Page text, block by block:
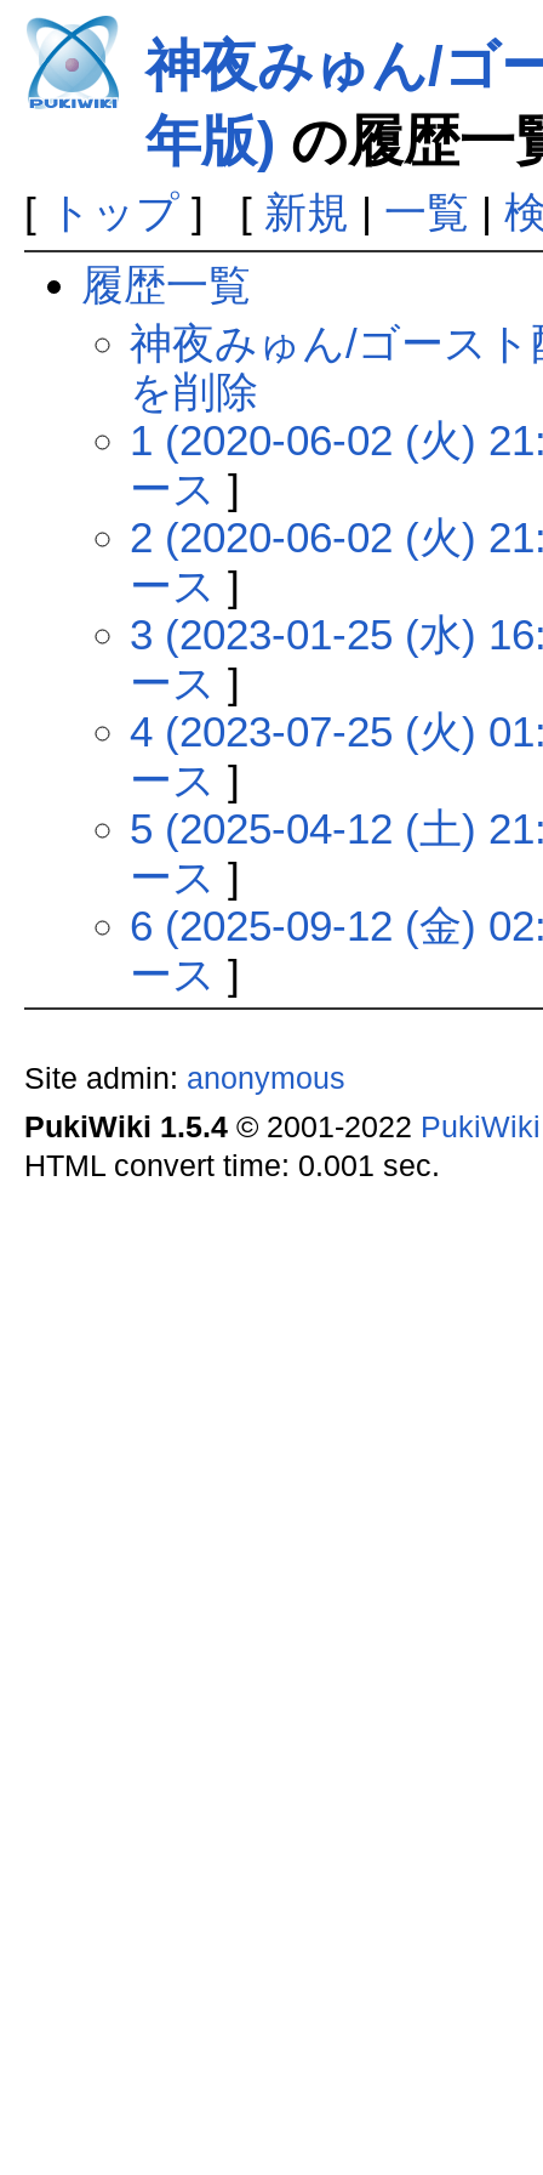
神夜みゅん/ゴ
年版) の履歴一
[ トップ] [ 新規 | 一覧 |
履歴一覧
神夜みゅん/ゴース
を削除
1 (2020-06-02 (火)
ース ]
2 (2020-06-02 (火)
ース ]
3 (2023-01-25 (水)
ース ]
4 (2023-07-25 (火)
ース ]
5 (2025-04-12 (土)
ース ]
6 (2025-09-12 (金)
ース ]
Site admin: anonymous
PukiWiki 1.5.4© 2001-2022
HTML convert time: 0.001 sec.